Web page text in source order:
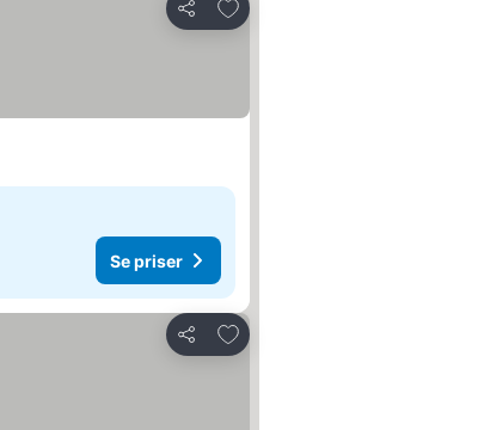
Del
Legg til i favoritter
Se priser
Del
Legg til i favoritter